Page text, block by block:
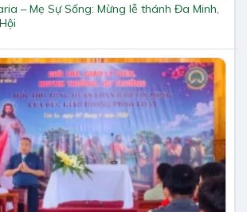
– Mẹ Sự Sống: Mừng lễ thánh Đa Minh,